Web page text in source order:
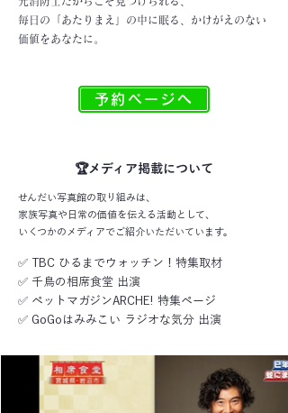
毎日の「あたりまえ」の中に眠る、かけがえのない
価値をあなたに。
予約ページへ
🏆メディア掲載について
せんだい写真館の取り組みは、
家族写真や日常の価値を伝える活動として、
いくつかのメディアでご紹介いただいています。
✅ TBC ひるまでウォッチン！特集取材
✅ 千鳥の相席食堂 出演
✅ ペットマガジンARCHE! 特集ページ
✅ GoGoはみみこい ラジオな気分 出演